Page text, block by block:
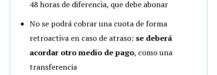
48 horas de diferencia, que debe abonar
No se podrá cobrar una cuota de forma
retroactiva en caso de atraso: se deberá
acordar otro medio de pago, como una
transferencia